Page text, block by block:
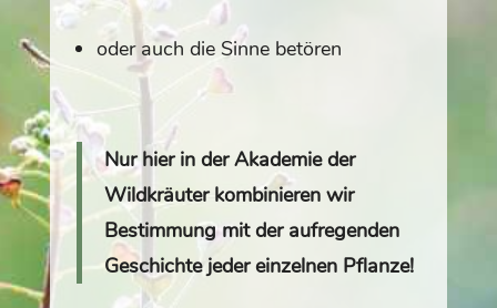
oder auch die Sinne betören
Nur hier in der Akademie der
Wildkräuter kombinieren wir
Bestimmung mit der aufregenden
Geschichte jeder einzelnen Pflanze!